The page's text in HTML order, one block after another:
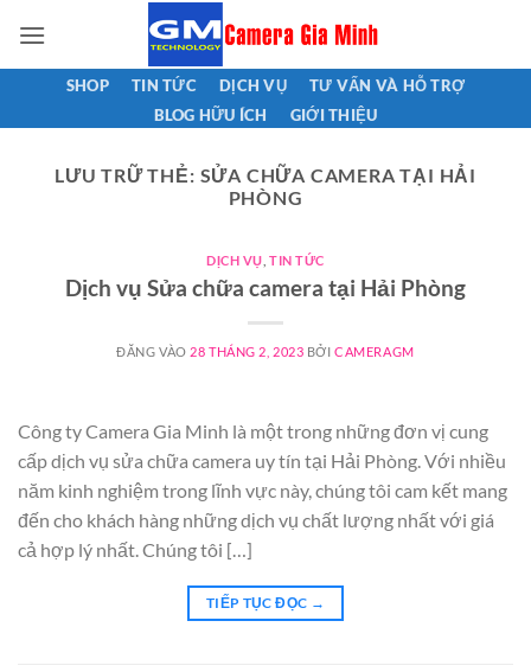
qua
nội
SHOP TIN TỨC DỊCH VỤ
TƯ VẤN VÀ HỖ TRỢ
BLOG HỮU ÍCH
GIỚI THIỆU
LƯU TRỮ THẺ: SỬA CHỮA CAMERA TẠI HẢI
PHÒNG
DỊCH VỤ ,TIN TỨC
Dịch vụ Sửa chữa camera tại Hải Phòng
ĐĂNG VÀO 28 THÁNG 2, 2023 BỞICAMERAGM
Công ty Camera Gia Minh là một trong những đơn vị cung
cấp dịch vụ sửa chữa camera uy tín tại Hải Phòng. Với nhiều
năm kinh nghiệm trong lĩnh vực này, chúng tôi cam kết mang
đến cho khách hàng những dịch vụ chất lượng nhất với giá
cả hợp lý nhất. Chúng tôi […]
TIẾP TỤC ĐỌC →